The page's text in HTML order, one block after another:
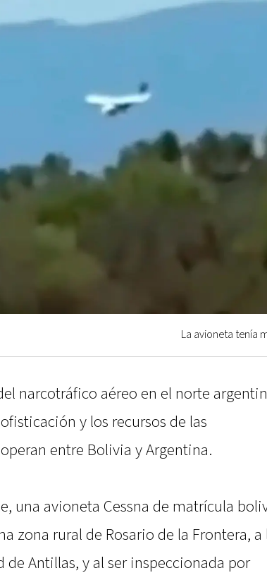
La avioneta tenía
narcotráfico aéreo en el norte
y los recursos de las
entre Bolivia y Argentina.
una avioneta Cessna de matrícula
zona rural de Rosario de la Frontera, a
de Antillas, y al ser inspeccionada por